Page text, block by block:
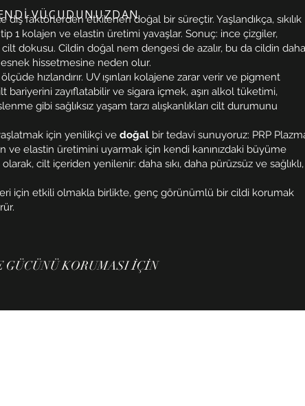
dış faktörlerden etkilenen doğal bir süreçtir. Yaşlandıkça, sıkılık
1 kolajen ve elastin üretimi yavaşlar. Sonuç: ince çizgiler,
cilt dokusu. Cildin doğal nem dengesi de azalır, bu da cildin daha
hissetmesine neden olur.
hızlandırır. UV ışınları kolajene zarar verir ve pigment
zayıflatabilir ve sigara içmek, aşırı alkol tüketimi,
gibi sağlıksız yaşam tarzı alışkanlıkları cilt durumunu
için yenilikçi ve doğal bir tedavi sunuyoruz: PRP
ve elastin üretimini uyarmak için kendi kanınızdaki büyüme
cilt içeriden yenilenir: daha sıkı, daha pürüzsüz ve sağlıklı,
için etkili olmakla birlikte, genç görünümlü bir cildi korumak
VÜCUDUNUZDAN
KORUMASI İÇİN